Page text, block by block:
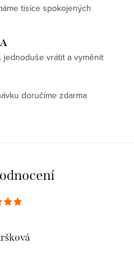
tisíce spokojených
vrátit a vyměnit
doručíme zdarma